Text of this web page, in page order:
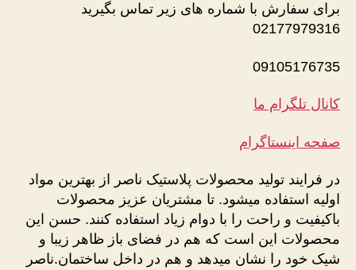
برای سفارش با شماره های زیر تماس بگیرید
02177979316
09105176735
کانال تلگرام ما
صفحه اینستاگرام
در فرایند تولید محصولات پلاستیک ناصر از بهترین مواد
اولیه استفاده میشود. تا مشتریان عزیز محصولات
باکیفیت و راحت را با دوام زیاد استفاده کنند. حسن این
محصولات این است که هم در فضای باز ظاهر زیبا و
شیک خود را نشان میدهد و هم در داخل ساختمان.ناصر